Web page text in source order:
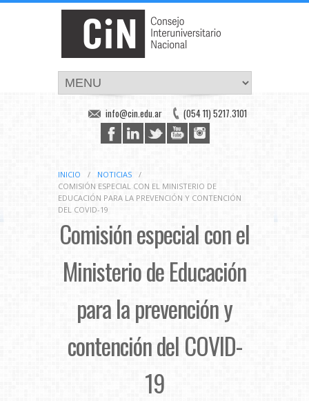
(054 11) 5217.3101
info@cin.edu.ar
INICIO / NOTICIAS
/
COMISIÓN ESPECIAL CON EL MINISTERIO DE
EDUCACIÓN PARA LA PREVENCIÓN Y CONTENCIÓN
DEL COVID-19
Comisión especial con el
Ministerio de Educación
para la prevención y
contención del COVID-
19